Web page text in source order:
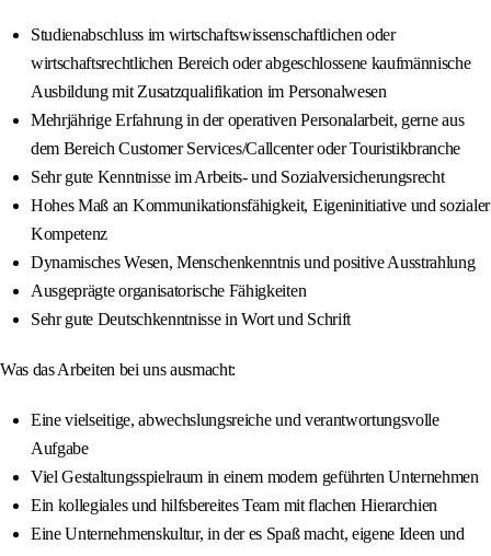
Studienabschluss im wirtschaftswissenschaftlichen oder
wirtschaftsrechtlichen Bereich oder abgeschlossene kaufmännische
Ausbildung mit Zusatzqualifikation im Personalwesen
Mehrjährige Erfahrung in der operativen Personalarbeit, gerne aus
dem Bereich Customer Services/Callcenter oder Touristikbranche
Sehr gute Kenntnisse im Arbeits- und Sozialversicherungsrecht
Hohes Maß an Kommunikationsfähigkeit, Eigeninitiative und sozialer
Kompetenz
Dynamisches Wesen, Menschenkenntnis und positive Ausstrahlung
Ausgeprägte organisatorische Fähigkeiten
Sehr gute Deutschkenntnisse in Wort und Schrift
Was das Arbeiten bei uns ausmacht:
Eine vielseitige, abwechslungsreiche und verantwortungsvolle
Aufgabe
Viel Gestaltungsspielraum in einem modern geführten Unternehmen
Ein kollegiales und hilfsbereites Team mit flachen Hierarchien
Eine Unternehmenskultur, in der es Spaß macht, eigene Ideen und